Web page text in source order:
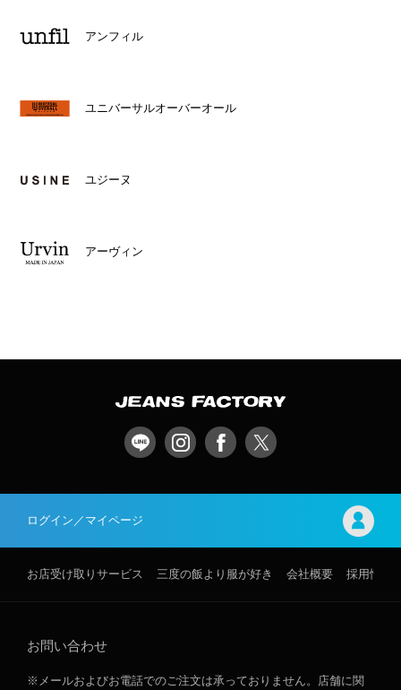
アンフィル
ユニバーサルオーバーオール
ユジーヌ
アーヴィン
ログイン／マイページ
お店受け取りサービス 三度の飯より服が好き 会社概要 採用情報
お問い合わせ
※メールおよびお電話でのご注文は承っておりません。店舗に関